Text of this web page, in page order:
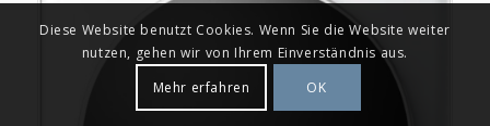
Diese Website benutzt Cookies. Wenn Sie die Website weiter
nutzen, gehen wir von Ihrem Einverständnis aus.
Mehr erfahren
OK